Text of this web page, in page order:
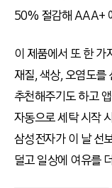
50% 절감해 AAA+
이 제품에서 또 한 가
재질, 색상, 오염도를
추천해주기도 하고
자동으로 세탁 시작
삼성전자가 이 날 선
덜고 일상에 여유를